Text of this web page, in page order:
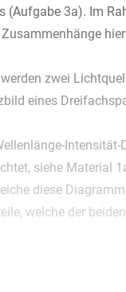
(Aufgabe 3a). Im
zwei
eines
siehe Material
diese
welche der